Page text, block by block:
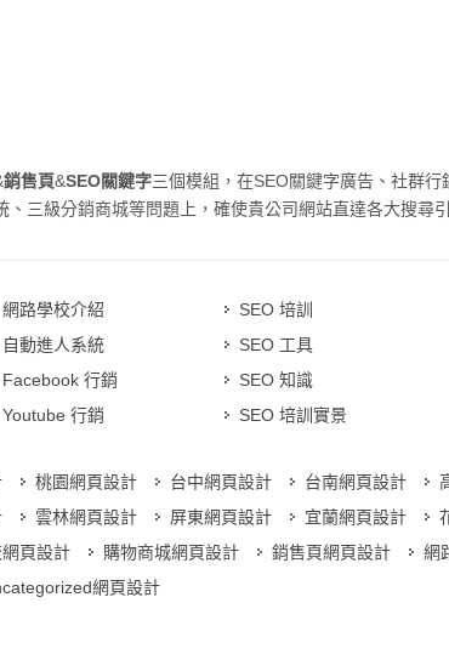
銷售頁&SEO關鍵字三個模組，在SEO關鍵字廣告、社群行
、三級分銷商城等問題上，確使貴公司網站直達各大搜尋
網路學校介紹
自動進人系統
Facebook 行銷
Youtube 行銷
SEO 培訓
SEO 工具
SEO 知識
SEO 培訓實景
桃園網頁設計 台中網頁設計 台南網頁設計
雲林網頁設計 屏東網頁設計 宜蘭網頁設計
頁設計 購物商城網頁設計 銷售頁網頁設計 網
網頁設計